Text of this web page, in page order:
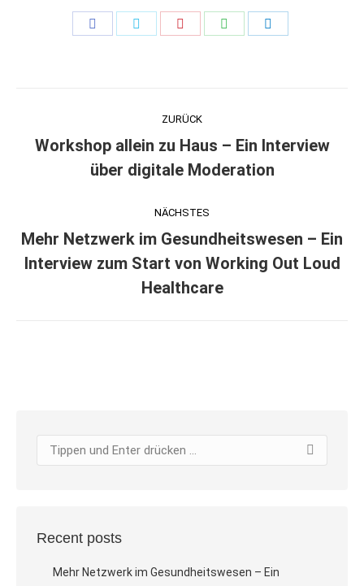
ZURÜCK
Vorheriger
Beitrag:
Workshop allein zu Haus – Ein Interview
über digitale Moderation
NÄCHSTES
Nächster
Beitrag:
Mehr Netzwerk im Gesundheitswesen – Ein
Interview zum Start von Working Out Loud
Healthcare
Search:
Recent posts
Mehr Netzwerk im Gesundheitswesen – Ein